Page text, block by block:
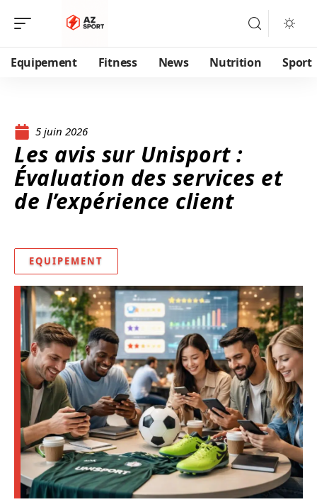
Equipement Fitness News Nutrition Sport
5 juin 2026
Les avis sur Unisport :
Évaluation des services et
de l’expérience client
EQUIPEMENT